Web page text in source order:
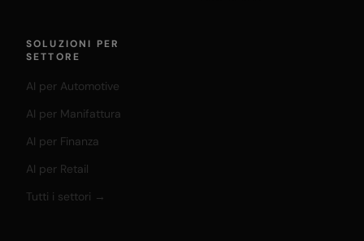
SOLUZIONI PER
SETTORE
AI per Automotive
AI per Manifattura
AI per Finanza
AI per Retail
Tutti i settori →